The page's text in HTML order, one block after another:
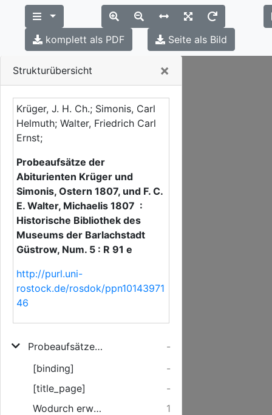
Strukturübersicht ×
Krüger, J. H. Ch.; Simonis, Carl
Helmuth; Walter, Friedrich Carl
Ernst;
Probeaufsätze der
Abiturienten Krüger und
Simonis, Ostern 1807, und F. C.
E. Walter, Michaelis 1807 :
Historische Bibliothek des
Museums der Barlachstadt
Güstrow, Num. 5 : R 91 e
http://purl.uni-
rostock.de/rosdok/ppn10143971
46
Probeaufsätze der Abiturienten Krüger und Simonis, Ostern 1807, und F. C. E. Walter, Michaelis 1807
-
[binding]
-
[title_page]
-
Wodurch erwirbt man sich am sichersten Menschenkenntiß? [J. H. Ch. Krüger]
1
komplett als PDF Seite als Bild